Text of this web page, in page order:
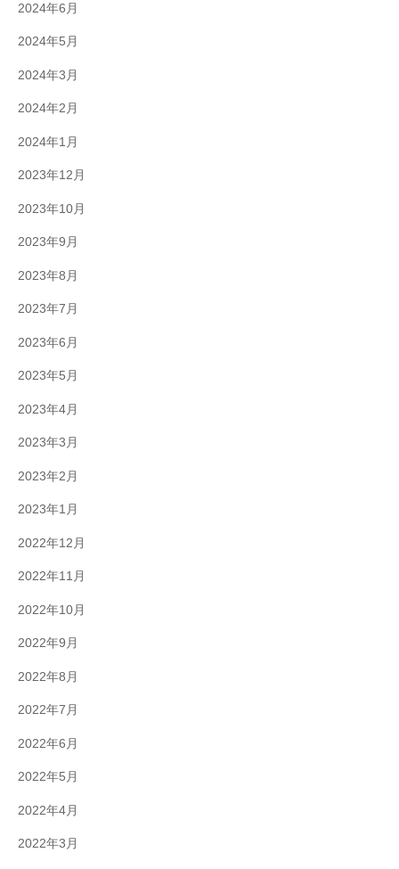
2024年6月
2024年5月
2024年3月
2024年2月
2024年1月
2023年12月
2023年10月
2023年9月
2023年8月
2023年7月
2023年6月
2023年5月
2023年4月
2023年3月
2023年2月
2023年1月
2022年12月
2022年11月
2022年10月
2022年9月
2022年8月
2022年7月
2022年6月
2022年5月
2022年4月
2022年3月